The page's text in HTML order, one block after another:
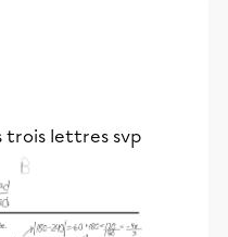
trois lettres svp